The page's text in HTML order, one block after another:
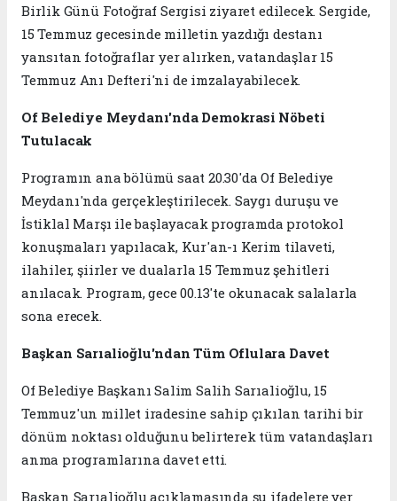
Birlik Günü Fotoğraf Sergisi ziyaret edilecek. Sergide,
15 Temmuz gecesinde milletin yazdığı destanı
yansıtan fotoğraflar yer alırken, vatandaşlar 15
Temmuz Anı Defteri'ni de imzalayabilecek.
Of Belediye Meydanı'nda Demokrasi Nöbeti
Tutulacak
Programın ana bölümü saat 20.30'da Of Belediye
Meydanı'nda gerçekleştirilecek. Saygı duruşu ve
İstiklal Marşı ile başlayacak programda protokol
konuşmaları yapılacak, Kur'an-ı Kerim tilaveti,
ilahiler, şiirler ve dualarla 15 Temmuz şehitleri
anılacak. Program, gece 00.13'te okunacak salalarla
sona erecek.
Başkan Sarıalioğlu'ndan Tüm Oflulara Davet
Of Belediye Başkanı Salim Salih Sarıalioğlu, 15
Temmuz'un millet iradesine sahip çıkılan tarihi bir
dönüm noktası olduğunu belirterek tüm vatandaşları
anma programlarına davet etti.
Başkan Sarıalioğlu açıklamasında şu ifadelere yer